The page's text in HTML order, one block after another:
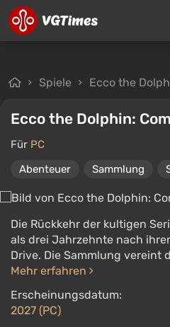
Spiele Ecco the
Ecco the Dolphin:
Für PC
Abenteuer
Sammlung
Die Rückkehr der kultigen
als drei Jahrzehnte nach
Drive. Die Sammlung vereint
Mehr erfahren
Erscheinungsdatum:
2027 (PC)